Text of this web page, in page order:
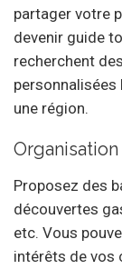
partager votre
devenir guide
recherchent
personnalisées
une région.
Proposez des
découvertes
etc. Vous
intérêts de vos